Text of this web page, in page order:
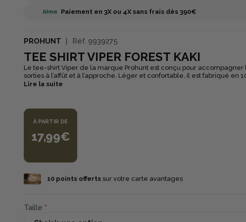
Paiement en 3X ou 4X sans frais dès 390€
PROHUNT Réf. 9939275
TEE SHIRT VIPER FOREST KAKI
Le tee-shirt Viper de la marque Prohunt est conçu pour accompagner
sorties à l’affût et à l’approche. Léger et confortable, il est fabriqué en
tissu respirant qui assure une excellente évacuation de l’humidité et
environnements naturels tout en restant discret. Pratique et technique,
pour offrir confort, respirabilité et liberté de mouvement.
Lire la suite
À PARTIR DE
17,99€
10 points offerts sur votre carte avantages
Taille